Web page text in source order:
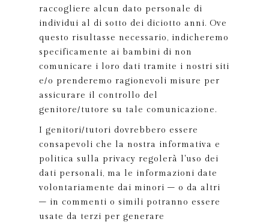
raccogliere alcun dato personale di
individui al di sotto dei diciotto anni. Ove
questo risultasse necessario, indicheremo
specificamente ai bambini di non
comunicare i loro dati tramite i nostri siti
e/o prenderemo ragionevoli misure per
assicurare il controllo del
genitore/tutore su tale comunicazione.
I genitori/tutori dovrebbero essere
consapevoli che la nostra informativa e
politica sulla privacy regolerà l'uso dei
dati personali, ma le informazioni date
volontariamente dai minori – o da altri
– in commenti o simili potranno essere
usate da terzi per generare